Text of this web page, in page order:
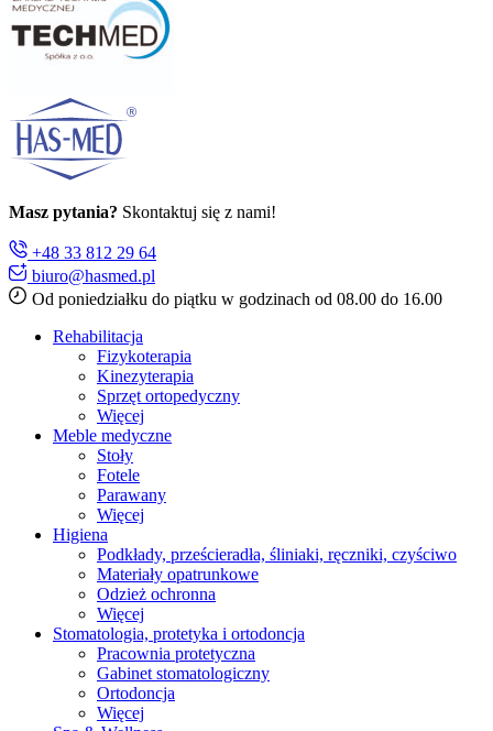
Masz pytania? Skontaktuj się z nami!
+48 33 812 29 64
biuro@hasmed.pl
Od poniedziałku do piątku w godzinach od 08.00 do 16.00
Rehabilitacja
Fizykoterapia
Kinezyterapia
Sprzęt ortopedyczny
Więcej
Meble medyczne
Stoły
Fotele
Parawany
Więcej
Higiena
Podkłady, prześcieradła, śliniaki, ręczniki, czyściwo
Materiały opatrunkowe
Odzież ochronna
Więcej
Stomatologia, protetyka i ortodoncja
Pracownia protetyczna
Gabinet stomatologiczny
Ortodoncja
Więcej